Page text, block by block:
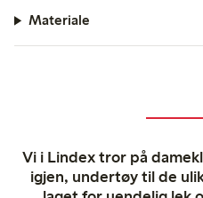
Materiale
Vi i Lindex tror på
igjen, undertøy til de